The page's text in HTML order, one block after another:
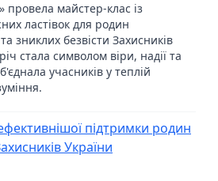
провела майстер-клас із
ластівок для родин
зниклих безвісти Захисників
стала символом віри, надії та
учасників у теплій
підтримки родин
України